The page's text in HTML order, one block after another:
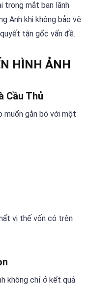
trong mắt ban lãnh
Anh khi không bảo vệ
tận gốc vấn đề.
HÌNH ẢNH
Cầu Thủ
muốn gắn bó với một
vị thế vốn có trên
không chỉ ở kết quả